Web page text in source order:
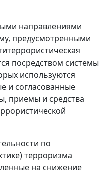
направлениями
предусмотренными
посредством системы
используются
и согласованные
приемы и средства
по
терроризма
на снижение